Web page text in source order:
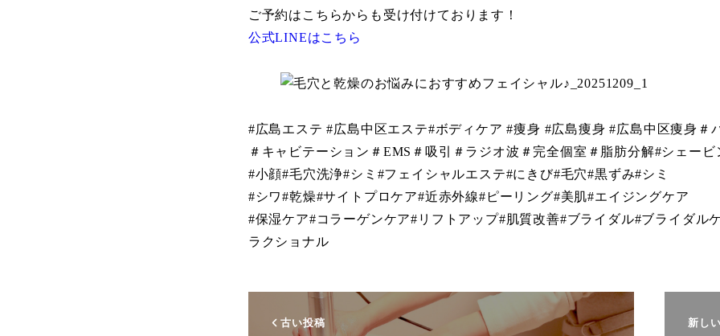
ご予約はこちらからも受け付けております！
公式LINEはこちら
#広島エステ #広島中区エステ#ボディケア #痩身 #広島痩身 #広島中区痩身＃
＃キャビテーション＃EMS＃吸引＃ラジオ波＃完全個室＃脂肪分解#シェービ
#小顔#毛穴洗浄#シミ#フェイシャルエステ#にきび#毛穴#黒ずみ#シミ
#シワ#乾燥#サイトプロケア#近赤外線#ピーリング#美肌#エイジングケア
#保湿ケア#コラーゲンケア#リフトアップ#肌質改善#ブライダル#ブライダル
ラクショナル
古い投稿 新し